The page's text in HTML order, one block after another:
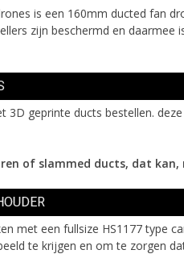
is een 160mm ducted fan
zijn beschermd en daarmee
3D geprinte ducts bestellen.
of slammed ducts, dat
met een fullsize HS1177 type
te krijgen en om te zorgen